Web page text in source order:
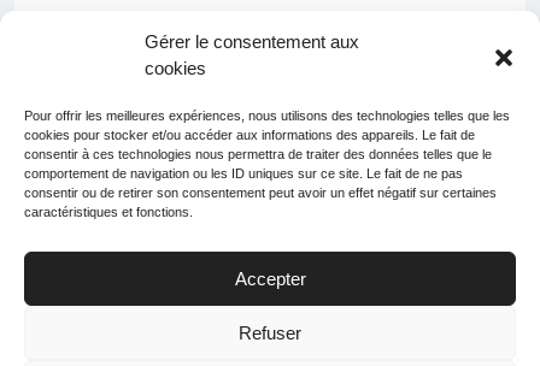
Gérer le consentement aux
cookies
Pour offrir les meilleures expériences, nous utilisons des technologies telles que les
cookies pour stocker et/ou accéder aux informations des appareils. Le fait de
consentir à ces technologies nous permettra de traiter des données telles que le
comportement de navigation ou les ID uniques sur ce site. Le fait de ne pas
consentir ou de retirer son consentement peut avoir un effet négatif sur certaines
caractéristiques et fonctions.
Accepter
Refuser
Comment fonctionne une IA ?
Qui doit faire les travaux pour la fibre ?
Comment développer une application ?
Quelle application pour voyager facilement ?
Peut-on louer un téléphone ?